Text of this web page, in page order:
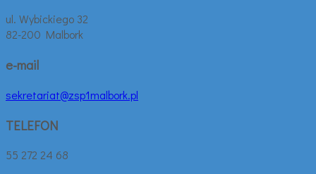
ul. Wybickiego 32
82-200 Malbork
e-mail
sekretariat@zsp1malbork.pl
TELEFON
55 272 24 68